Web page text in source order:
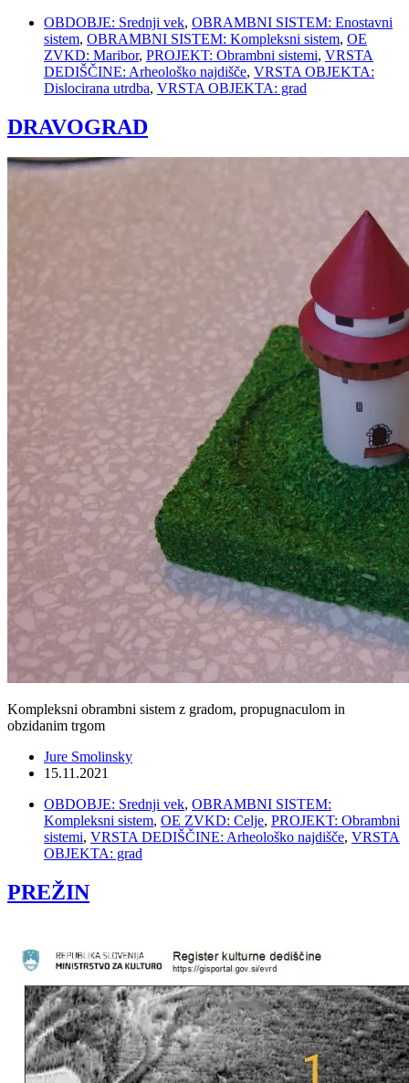
OBDOBJE: Srednji vek, OBRAMBNI SISTEM: Enostavni
sistem, OBRAMBNI SISTEM: Kompleksni sistem, OE
ZVKD: Maribor, PROJEKT: Obrambni sistemi, VRSTA
DEDIŠČINE: Arheološko najdišče, VRSTA OBJEKTA:
Dislocirana utrdba, VRSTA OBJEKTA: grad
DRAVOGRAD
Kompleksni obrambni sistem z gradom, propugnaculom in
obzidanim trgom
Jure Smolinsky
15.11.2021
OBDOBJE: Srednji vek, OBRAMBNI SISTEM:
Kompleksni sistem, OE ZVKD: Celje, PROJEKT: Obrambni
sistemi, VRSTA DEDIŠČINE: Arheološko najdišče, VRSTA
OBJEKTA: grad
PREŽIN